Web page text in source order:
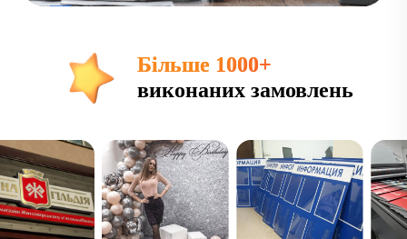
Більше 1000+
виконаних замовлень